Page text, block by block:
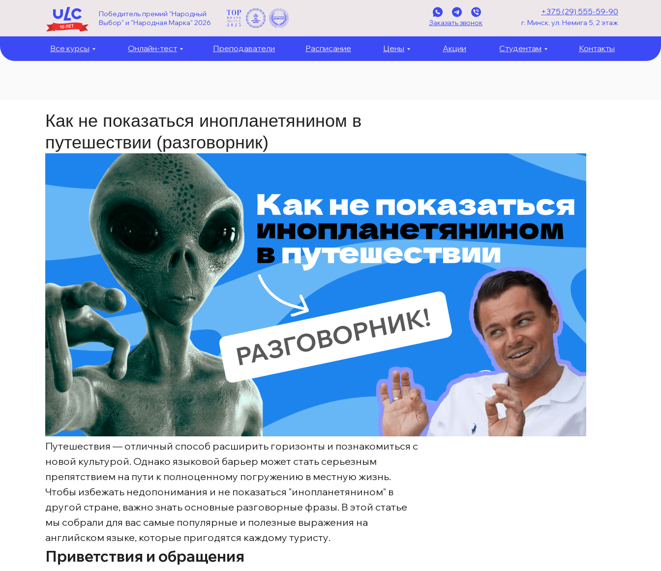
г. Минск, ул. Немига 5, 2 этаж
Победитель премий "Народный
Выбор" и "Народная Марка" 2026
Заказать звонок
+375 (29) 555-59-90
Студентам
Цены
Онлайн-тест Акции
Преподаватели Расписание Контакты
Все курсы
Как не показаться инопланетянином в
путешествии (разговорник)
Путешествия — отличный способ расширить горизонты и познакомиться с
новой культурой. Однако языковой барьер может стать серьезным
препятствием на пути к полноценному погружению в местную жизнь.
Чтобы избежать недопонимания и не показаться "инопланетянином" в
другой стране, важно знать основные разговорные фразы. В этой статье
мы собрали для вас самые популярные и полезные выражения на
английском языке, которые пригодятся каждому туристу.
Приветствия и обращения